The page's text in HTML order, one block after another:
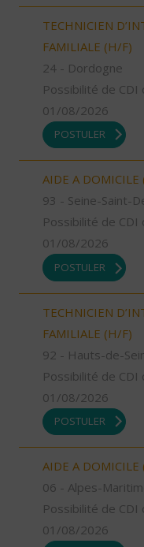
TECHNICIEN
FAMILIALE (H/F)
24 - Dordogne
Possibilité de CDI
01/08/2026
POSTULER
AIDE A DOMICILE
93 - Seine-Saint-
Possibilité de CDI
01/08/2026
POSTULER
TECHNICIEN
FAMILIALE (H/F)
92 - Hauts-de-
Possibilité de CDI
01/08/2026
POSTULER
AIDE A DOMICILE
06 - Alpes-
Possibilité de CDI
01/08/2026